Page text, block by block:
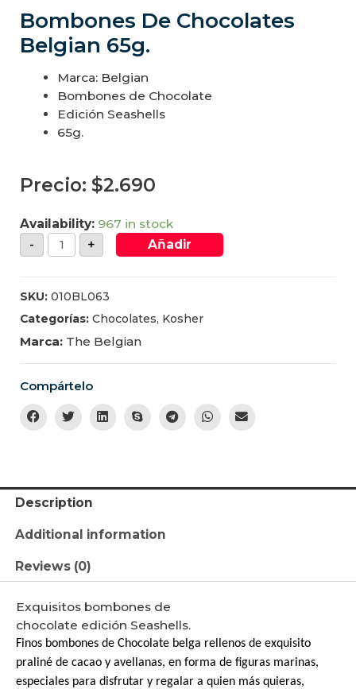
Bombones De Chocolates
Belgian 65g.
Marca: Belgian
Bombones de Chocolate
Edición Seashells
65g.
Precio: $2.690
Availability: 967 in stock
-
+ Añadir
SKU: 010BL063
Categorías: Chocolates, Kosher
Marca: The Belgian
Compártelo
Description
Additional information
Reviews (0)
Exquisitos bombones de
chocolate edición Seashells.
Finos bombones de Chocolate belga rellenos de exquisito
praliné de cacao y avellanas, en forma de figuras marinas,
especiales para disfrutar y regalar a quien más quieras,